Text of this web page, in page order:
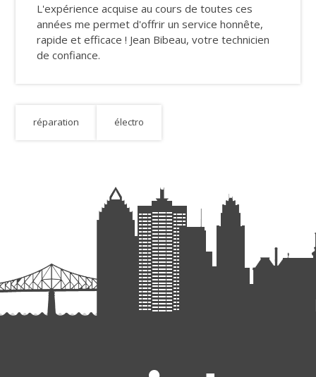
L'expérience acquise au cours de toutes ces
années me permet d'offrir un service honnête,
rapide et efficace ! Jean Bibeau, votre technicien
de confiance.
réparation électro